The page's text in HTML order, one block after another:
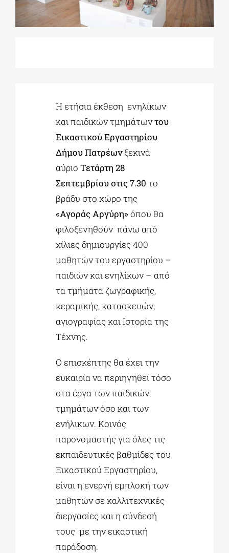
Η ετήσια έκθεση ενηλίκων
και παιδικών τμημάτωντου
Εικαστικού Εργαστηρίου
Δήμου Πατρέωνξεκινά
αύριοΤετάρτη 28
Σεπτεμβρίου στις 7.30 το
βράδυ στο χώρο της
«Αγοράς Αργύρη»όπου θα
φιλοξενηθούν πάνω από
χίλιες δημιουργίες 400
μαθητών του εργαστηρίου –
παιδιών και ενηλίκων – από
τα τμήματα ζωγραφικής,
κεραμικής, κατασκευών,
αγιογραφίας και Ιστορία της
Τέχνης.
O επισκέπτης θα έχει την
ευκαιρία να περιηγηθεί τόσο
στα έργα των παιδικών
τμημάτων όσο και των
ενήλικων. Κοινός
παρονομαστής για όλες τις
εκπαιδευτικές βαθμίδες του
Εικαστικού Εργαστηρίου,
είναι η ενεργή εμπλοκή των
μαθητών σε καλλιτεχνικές
διεργασίες και η σύνδεσή
τους με την εικαστική
παράδοση.